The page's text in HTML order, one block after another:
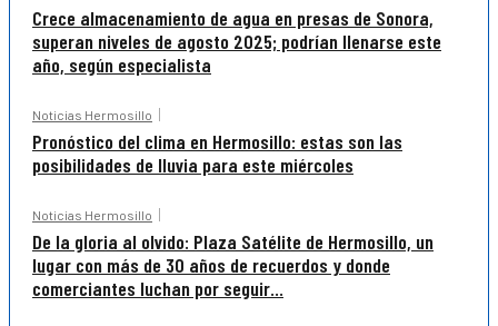
Crece almacenamiento de agua en presas de Sonora,
superan niveles de agosto 2025; podrían llenarse este
año, según especialista
Noticias Hermosillo
Pronóstico del clima en Hermosillo: estas son las
posibilidades de lluvia para este miércoles
Noticias Hermosillo
De la gloria al olvido: Plaza Satélite de Hermosillo, un
lugar con más de 30 años de recuerdos y donde
comerciantes luchan por seguir...